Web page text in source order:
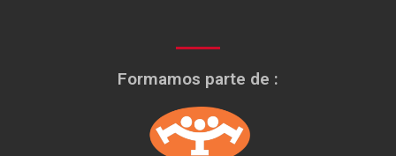
Formamos parte de :